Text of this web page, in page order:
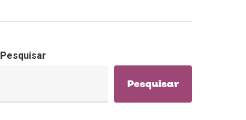
Pesquisar
Pesquisar